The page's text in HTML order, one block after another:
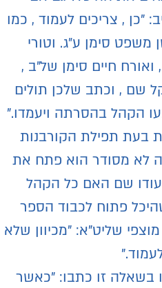
, צריכים לעמוד , כמו
סימן ע״ג. וטורי
חיים סימן של״ב ,
שם , וכתב שלכן תולים
הקהל בהסרתה ויעמדו."
בעת תפילת הקורבנות
לא מסודר הוא פתח את
שם האם כל הקהל
פתוח לכבוד הספר
שליט"א: "מכיוון שלא
זו כתבו: "כאשר